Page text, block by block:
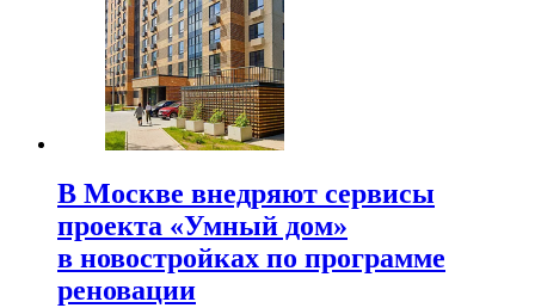
В Москве внедряют сервисы
проекта «Умный дом»
в новостройках по программе
реновации